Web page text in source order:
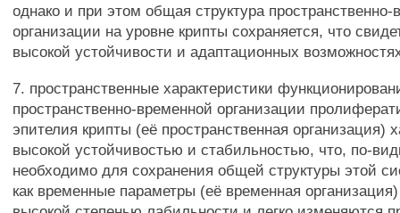
однако и при этом общая структура пространственно-
организации на уровне крипты сохраняется, что
высокой устойчивости и адаптационных
7. пространственные характеристики
пространственно-временной организации
эпителия крипты (её пространственная организация)
высокой устойчивостью и стабильностью, что, по-
необходимо для сохранения общей структуры этой
как временные параметры (её временная